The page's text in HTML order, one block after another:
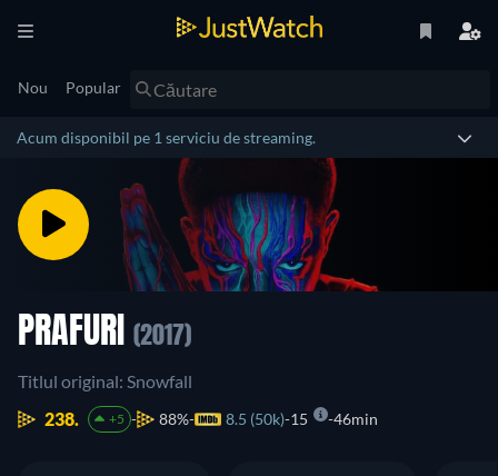
Nou Popular
Acum disponibil pe 1 serviciu de streaming.
PRAFURI (2017)
Titlul original: Snowfall
238.
+5 88% 8.5 (50k) 15 46min